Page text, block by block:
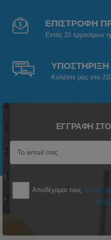
ΕΠΙΣΤΡΟΦΗ
Εντός 15 εργασίμων
ΥΠΟΣΤΗΡΙΞΗ
Καλέστε μας στο
ΕΓΓΡΑΦΉ ΣΤΟ
Αποδέχομαι τους όρους